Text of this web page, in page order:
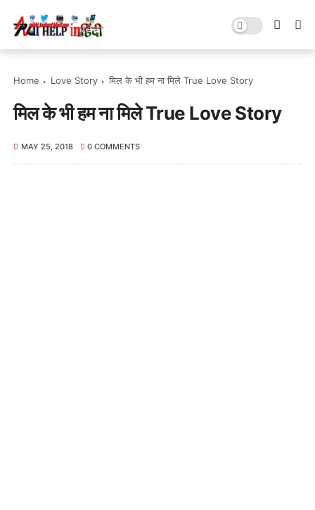
Home Love Story मिल के भी हम ना मिले True Love Story
मिल के भी हम ना मिले True Love Story
MAY 25, 2018 0 COMMENTS